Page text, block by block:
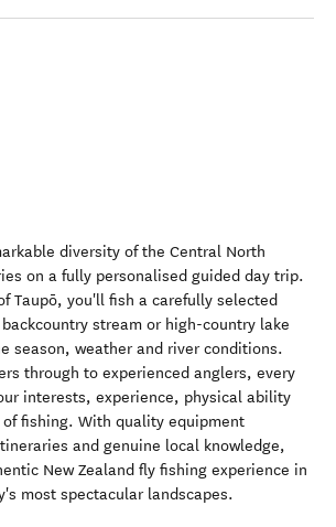
diversity of the Central North
on a fully personalised guided day trip.
Taupō, you'll fish a carefully selected
stream or high-country lake
season, weather and river conditions.
through to experienced anglers, every
interests, experience, physical ability
fishing. With quality equipment
and genuine local knowledge,
New Zealand fly fishing experience in
most spectacular landscapes.